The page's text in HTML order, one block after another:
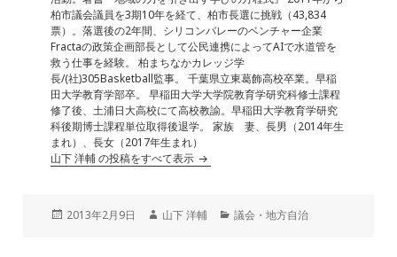
柏市議会議員を3期10年を経て、柏市長選に挑戦（43,834
票）。落選後の2年間、シリコンバレーのベンチャー企業
Fractaの政策企画部長として公民連携によってAIで水道管を
救う仕事を経験。 柏まちなかカレッジ学
長/(社)305Basketball監事。 千葉県立東葛飾高校卒業。早稲
田大学教育学部卒。 早稲田大学大学院教育学研究科修士課程
修了後、土浦日大高校にて高校教諭。早稲田大学教育学研究
科後期博士課程単位取得後退学。 家族 妻、長男（2014年生
まれ）、長女（2017年生まれ）
山下 洋輔 の投稿をすべて表示
投
2013年2月9日
作
山下 洋輔
カ
議会・地方自治